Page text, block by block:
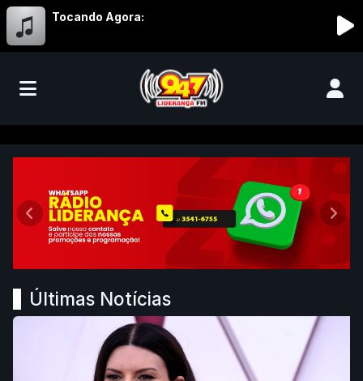
Tocando Agora:
Liderança FM 94,7 - Abaeté/MG
Anterior
Últimas Notícias